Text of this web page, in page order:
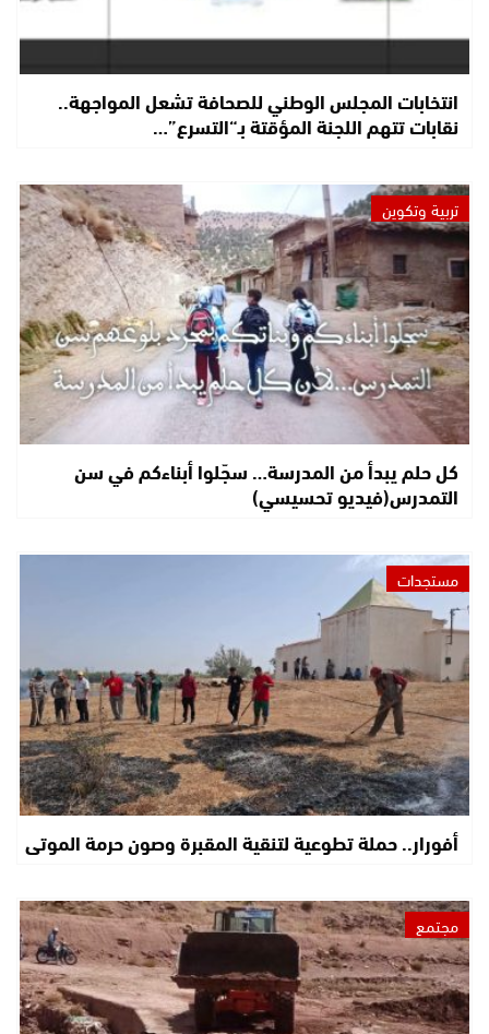
انتخابات المجلس الوطني للصحافة تشعل المواجهة..
نقابات تتهم اللجنة المؤقتة بـ“التسرع”…
تربية وتكوين
كل حلم يبدأ من المدرسة… سجّلوا أبناءكم في سن
التمدرس(فيديو تحسيسي)
مستجدات
أفورار.. حملة تطوعية لتنقية المقبرة وصون حرمة الموتى
مجتمع